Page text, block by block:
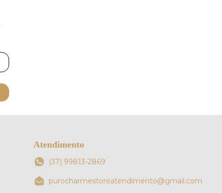
Atendimento
(37) 99813-2869
purocharmestoreatendimento@gmail.com